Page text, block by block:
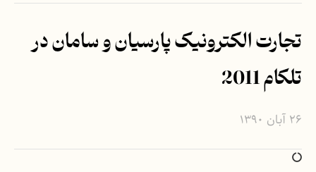
تجارت الکترونیک پارسیان و سامان در
تلکام 2011
۲۶ آبان ۱۳۹۰